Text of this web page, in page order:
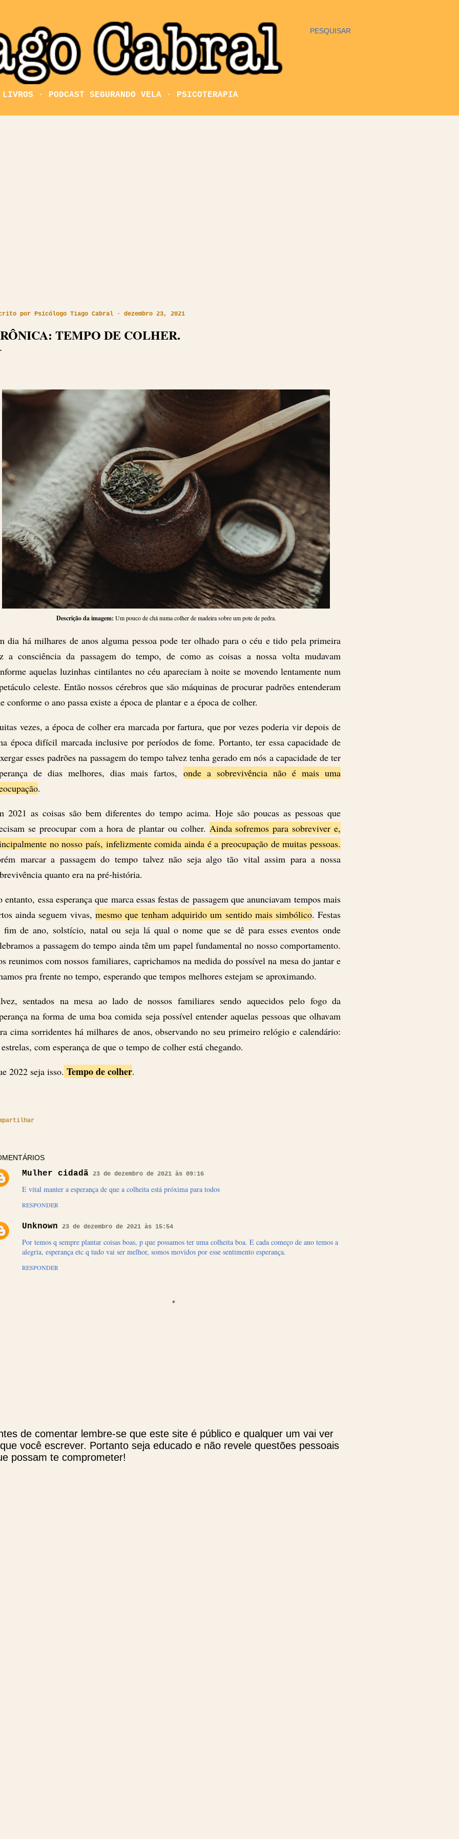
PESQUISAR
LIVROS PODCAST SEGURANDO VELA PSICOTERAPIA
por Psicólogo Tiago Cabral dezembro 23, 2021
TEMPO DE COLHER.
Descrição da imagem: Um pouco de chá numa colher de madeira sobre um pote de pedra.
dia há milhares de anos alguma pessoa pode ter olhado para o céu e tido pela primeira
a consciência da passagem do tempo, de como as coisas a nossa volta mudavam
aquelas luzinhas cintilantes no céu apareciam à noite se movendo lentamente num
celeste. Então nossos cérebros que são máquinas de procurar padrões entenderam
conforme o ano passa existe a época de plantar e a época de colher.
vezes, a época de colher era marcada por fartura, que por vezes poderia vir depois de
época difícil marcada inclusive por períodos de fome. Portanto, ter essa capacidade de
esses padrões na passagem do tempo talvez tenha gerado em nós a capacidade de ter
de dias melhores, dias mais fartos, onde a sobrevivência não é mais uma
.
2021 as coisas são bem diferentes do tempo acima. Hoje são poucas as pessoas que
se preocupar com a hora de plantar ou colher. Ainda sofremos para sobreviver e,
no nosso país, infelizmente comida ainda é a preocupação de muitas pessoas.
marcar a passagem do tempo talvez não seja algo tão vital assim para a nossa
quanto era na pré-história.
entanto, essa esperança que marca essas festas de passagem que anunciavam tempos mais
ainda seguem vivas, mesmo que tenham adquirido um sentido mais simbólico. Festas
fim de ano, solstício, natal ou seja lá qual o nome que se dê para esses eventos onde
a passagem do tempo ainda têm um papel fundamental no nosso comportamento.
reunimos com nossos familiares, caprichamos na medida do possível na mesa do jantar e
pra frente no tempo, esperando que tempos melhores estejam se aproximando.
sentados na mesa ao lado de nossos familiares sendo aquecidos pelo fogo da
na forma de uma boa comida seja possível entender aquelas pessoas que olhavam
cima sorridentes há milhares de anos, observando no seu primeiro relógio e calendário:
com esperança de que o tempo de colher está chegando.
2022 seja isso. Tempo de colher.
Mulher cidadã 23 de dezembro de 2021 às 09:16
E vital manter a esperança de que a colheita está próxima para todos
RESPONDER
Unknown 23 de dezembro de 2021 às 15:54
Por temos q sempre plantar coisas boas, p que possamos ter uma colheita boa. E cada começo de ano temos a
alegria, esperança etc q tudo vai ser melhor, somos movidos por esse sentimento esperança.
RESPONDER
de comentar lembre-se que este site é público e qualquer um vai ver
você escrever. Portanto seja educado e não revele questões pessoais
possam te comprometer!